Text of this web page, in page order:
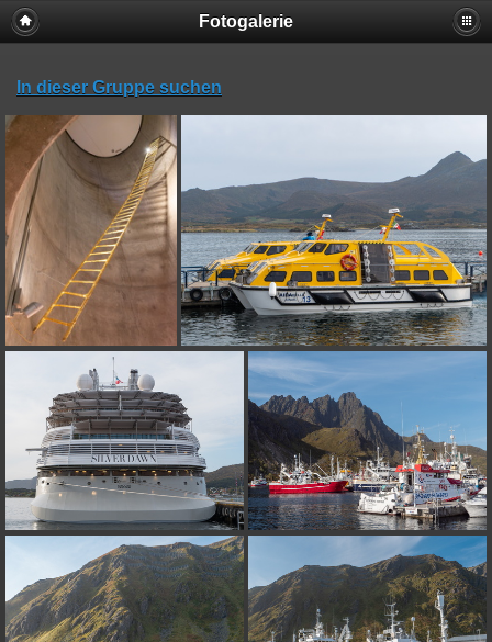
Fotogalerie
In dieser Gruppe suchen